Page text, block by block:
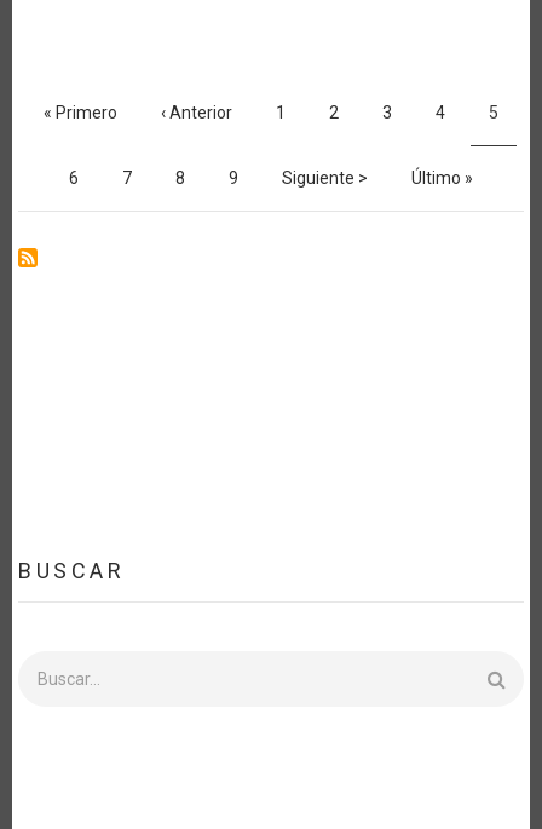
CONFERENCIA
MINISTERIAL
OMC
Primera
« Primero
Página
‹ Anterior Página
1 Página
2 Página
3 Página
4
Página
5
Página
6 Página
7 Página
8 Página
9
Siguiente
Siguiente >
Última
Último »
BUSCAR